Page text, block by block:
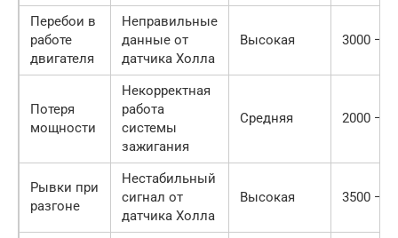
Перебои в
работе
двигателя
Неправильные
данные от
датчика Холла
Высокая 3000 —
Потеря
мощности
Некорректная
работа
системы
зажигания
Средняя 2000 —
Рывки при
разгоне
Нестабильный
сигнал от
датчика Холла
Высокая 3500 —